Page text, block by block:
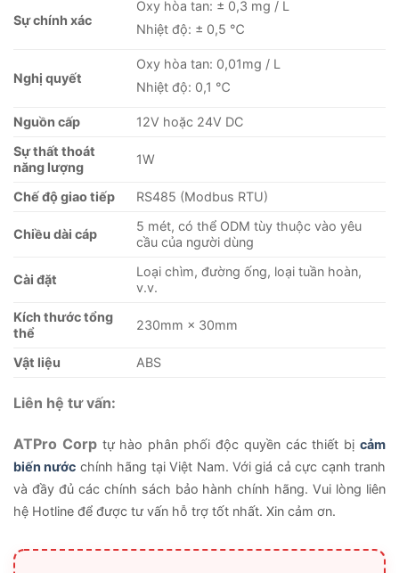
Sự chính xác
Oxy hòa tan: ± 0,3 mg / L
Nhiệt độ: ± 0,5 ℃
Nghị quyết
Oxy hòa tan: 0,01mg / L
Nhiệt độ: 0,1 ℃
Nguồn cấp
12V hoặc 24V DC
Sựthất thoát
năng lượng
1W
Chế độ giao tiếp RS485 (Modbus RTU)
Chiều dài cáp
5 mét, có thể ODM tùy thuộc vào yêu
cầu của người dùng
Cài đặt
Loại chìm, đường ống, loại tuần hoàn,
v.v.
Kích thước tổng
thể
230mm × 30mm
Vật liệu ABS
Liên hệ tư vấn:
ATPro Corp tự hào phân phối độc quyền các thiết bịcảm
biến nước chính hãng tại Việt Nam. Với giá cả cực cạnh tranh
và đầy đủ các chính sách bảo hành chính hãng. Vui lòng liên
hệ Hotline để được tư vấn hỗ trợ tốt nhất. Xin cảm ơn.